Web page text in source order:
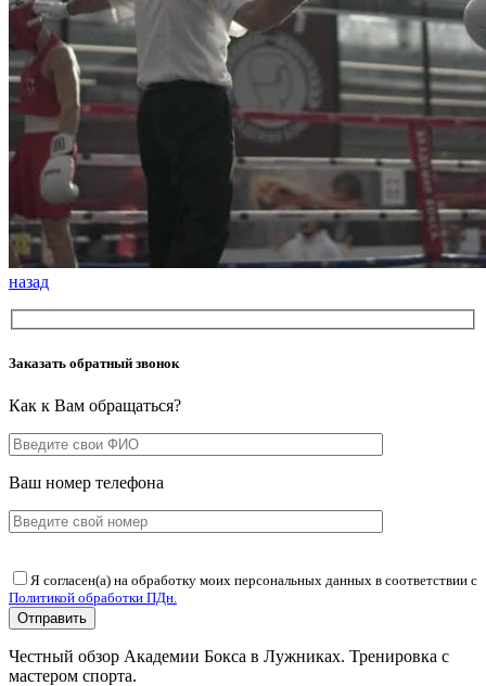
назад
Заказать обратный звонок
Как к Вам обращаться?
Ваш номер телефона
Я согласен(а) на обработку моих персональных данных в соответствии с
Политикой обработки ПДн.
Честный обзор Академии Бокса в Лужниках. Тренировка с
мастером спорта.